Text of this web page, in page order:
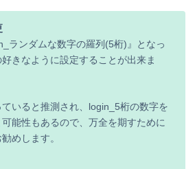
ランダムな数字の羅列(5桁)』となっ
きなように設定することが出来ま
いると推測され、login_5桁の数字を
能性もあるので、万全を期すために
めします。